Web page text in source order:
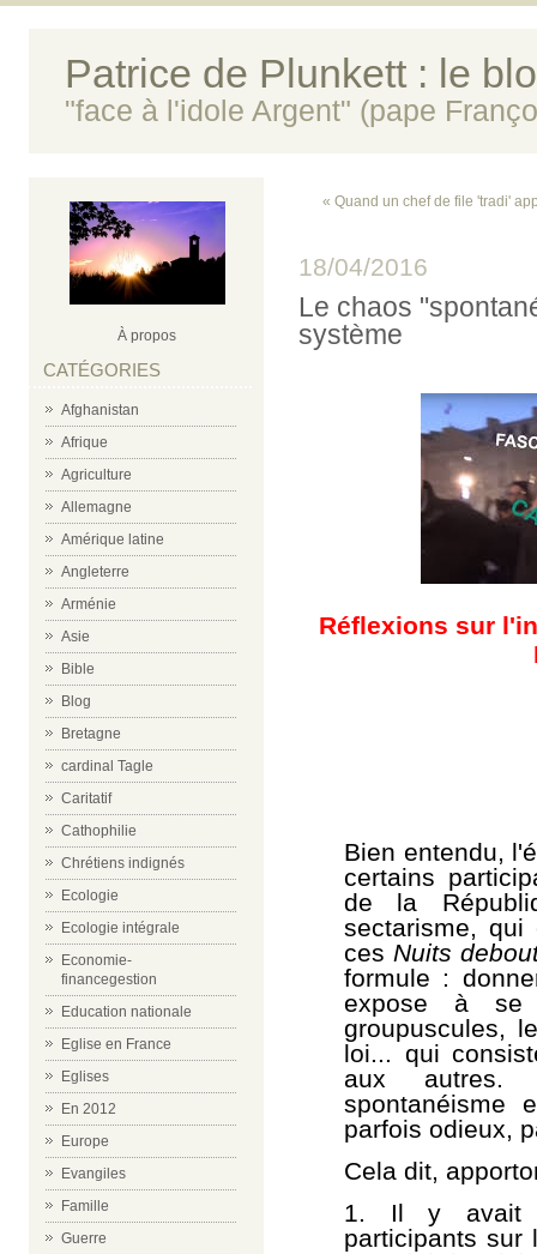
Patrice de Plunkett : le
"face à l'idole Argent" (pape
À propos
CATÉGORIES
Afghanistan
Afrique
Agriculture
Allemagne
Amérique latine
Angleterre
Arménie
Asie
Bible
Blog
Bretagne
cardinal Tagle
Caritatif
Cathophilie
Chrétiens indignés
Ecologie
Ecologie intégrale
Economie-
financegestion
Education nationale
Eglise en France
Eglises
En 2012
Europe
Evangiles
Famille
Guerre
« Quand un chef de file 'tradi'
18/04/2016
Le chaos
système
Réflexions sur
Bien entendu,
certains
de la
sectarisme, qui
ces Nuits
formule :
expose à se
groupuscules,
loi... qui
aux autres.
spontanéisme
parfois odieux,
Cela dit,
1.
Il y avait
participants sur